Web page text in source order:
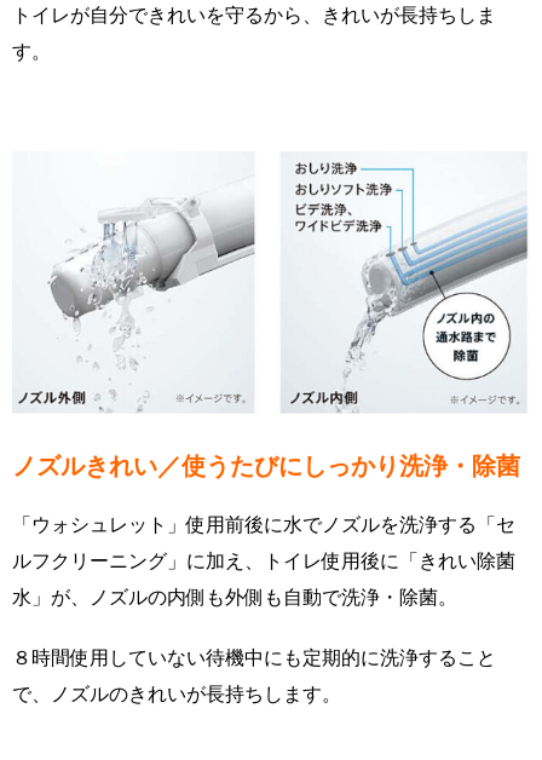
トイレが自分できれいを守るから、きれいが長持ちしま
す。
ノズルきれい／使うたびにしっかり洗浄・除菌
「ウォシュレット」使用前後に水でノズルを洗浄する「セ
ルフクリーニング」に加え、トイレ使用後に「きれい除菌
水」が、ノズルの内側も外側も自動で洗浄・除菌。
８時間使用していない待機中にも定期的に洗浄すること
で、ノズルのきれいが長持ちします。